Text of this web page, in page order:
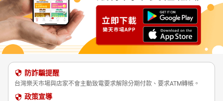
防詐騙提醒
台灣樂天市場與店家不會主動致電要求解除分期付款、要求ATM轉帳。
政策宣導